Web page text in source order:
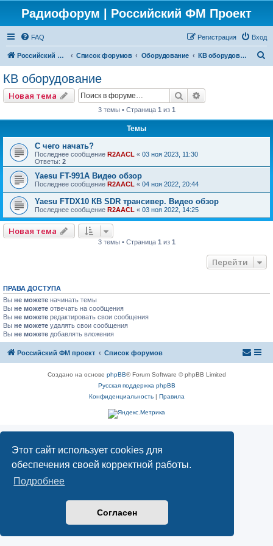
Этот сайт использует cookies для
обеспечения своей корректной работы.
Подробнее
Согласен
Радиофорум | Российский ФМ Проект
FAQ Вход
Регистрация
Российский ФМ проект Список форумов Оборудование КВ оборудование
КВ оборудование
Новая тема Поиск
3 темы • Страница 1 из 1
Темы
С чего начать?
Последнее сообщение R2AACL « 03 ноя 2023, 11:30
Ответы: 2
Yaesu FT-991A Видео обзор
Последнее сообщение R2AACL « 04 ноя 2022, 20:44
Yaesu FTDX10 КВ SDR трансивер. Видео обзор
Последнее сообщение R2AACL « 03 ноя 2022, 14:25
Новая тема
3 темы • Страница 1 из 1
Перейти
ПРАВА ДОСТУПА
Вы не можете начинать темы
Вы не можете отвечать на сообщения
Вы не можете редактировать свои сообщения
Вы не можете удалять свои сообщения
Вы не можете добавлять вложения
Российский ФМ проект Список форумов
Создано на основе phpBB® Forum Software © phpBB Limited
Русская поддержка phpBB
Конфиденциальность| Правила